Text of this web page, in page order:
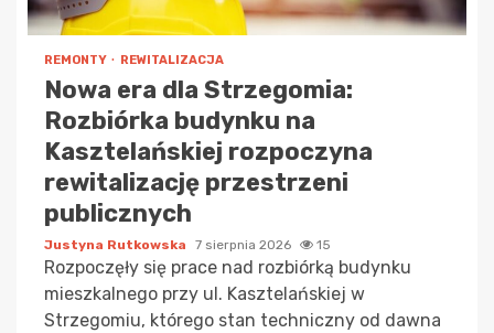
REMONTY REWITALIZACJA
Nowa era dla Strzegomia:
Rozbiórka budynku na
Kasztelańskiej rozpoczyna
rewitalizację przestrzeni
publicznych
Justyna Rutkowska 7 sierpnia 2026 15
Rozpoczęły się prace nad rozbiórką budynku
mieszkalnego przy ul. Kasztelańskiej w
Strzegomiu, którego stan techniczny od dawna